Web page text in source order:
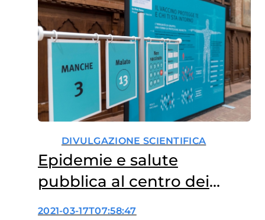
DIVULGAZIONE SCIENTIFICA
Epidemie e salute
pubblica al centro dei
laboratori per le scuole
2021-03-17T07:58:47